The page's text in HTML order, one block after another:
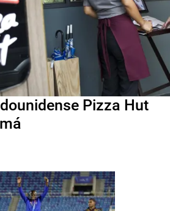
Pizza Hut